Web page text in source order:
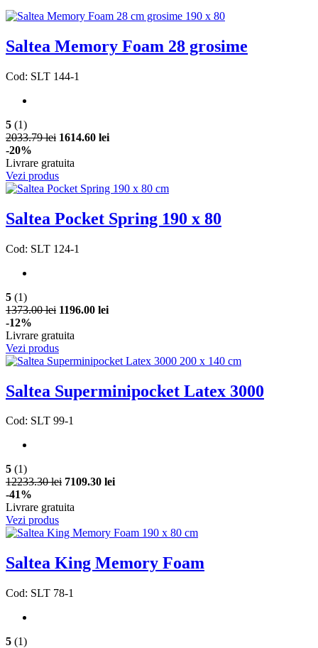
Saltea Memory Foam 28 grosime
Cod: SLT 144-1
5 (1)
2033.79 lei 1614.60 lei
-20%
Livrare gratuita
Vezi produs
Saltea Pocket Spring 190 x 80
Cod: SLT 124-1
5 (1)
1373.00 lei 1196.00 lei
-12%
Livrare gratuita
Vezi produs
Saltea Superminipocket Latex 3000
Cod: SLT 99-1
5 (1)
12233.30 lei 7109.30 lei
-41%
Livrare gratuita
Vezi produs
Saltea King Memory Foam
Cod: SLT 78-1
5 (1)